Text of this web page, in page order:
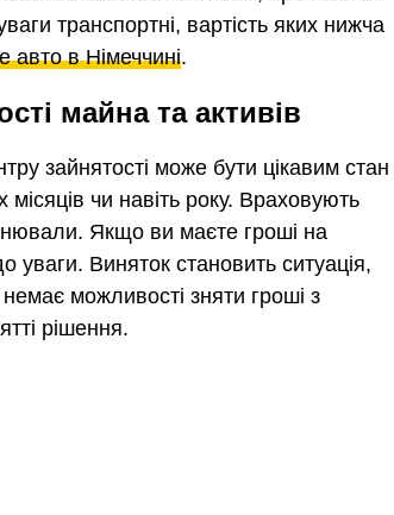
транспортні, вартість яких нижча
авто в Німеччині.
майна та активів
зайнятості може бути цікавим стан
місяців чи навіть року. Враховують
Якщо ви маєте гроші на
уваги. Виняток становить ситуація,
можливості зняти гроші з
рішення.